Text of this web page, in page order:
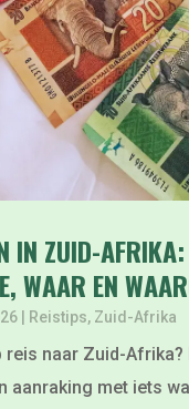
IN ZUID-
WAAR EN
| Reistips, Zuid-Afrika
reis naar Zuid-Afrika?
aanraking met iets